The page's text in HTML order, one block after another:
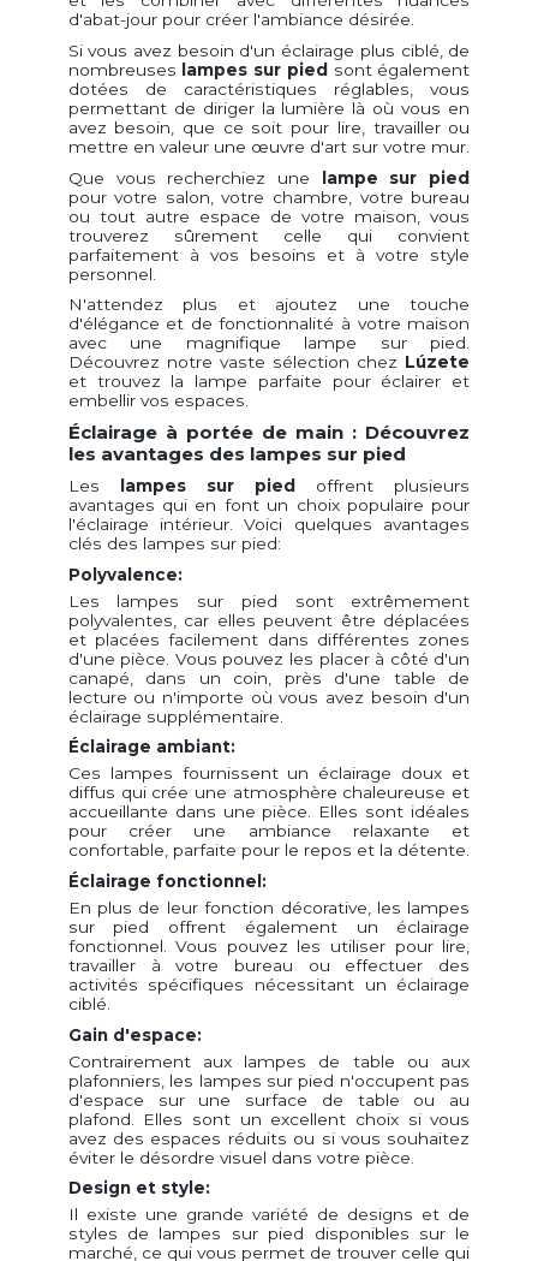
d'abat-jour pour créer l'ambiance désirée.
Si vous avez besoin d'un éclairage plus ciblé, de
nombreuses lampes sur pied sont également
dotées de caractéristiques réglables, vous
permettant de diriger la lumière là où vous en
avez besoin, que ce soit pour lire, travailler ou
mettre en valeur une œuvre d'art sur votre mur.
Que vous recherchiez une lampe sur pied
pour votre salon, votre chambre, votre bureau
ou tout autre espace de votre maison, vous
trouverez sûrement celle qui convient
parfaitement à vos besoins et à votre style
personnel.
N'attendez plus et ajoutez une touche
d'élégance et de fonctionnalité à votre maison
avec une magnifique lampe sur pied.
Découvrez notre vaste sélection chez Lúzete
et trouvez la lampe parfaite pour éclairer et
embellir vos espaces.
Éclairage à portée de main : Découvrez
les avantages des lampes sur pied
Les lampes sur pied
offrent plusieurs
avantages qui en font un choix populaire pour
l'éclairage intérieur. Voici quelques avantages
clés des lampes sur pied:
Polyvalence:
Les lampes sur pied sont extrêmement
polyvalentes, car elles peuvent être déplacées
et placées facilement dans différentes zones
d'une pièce. Vous pouvez les placer à côté d'un
canapé, dans un coin, près d'une table de
lecture ou n'importe où vous avez besoin d'un
éclairage supplémentaire.
Éclairage ambiant:
Ces lampes fournissent un éclairage doux et
diffus qui crée une atmosphère chaleureuse et
accueillante dans une pièce. Elles sont idéales
pour créer une ambiance relaxante et
confortable, parfaite pour le repos et la détente.
Éclairage fonctionnel:
En plus de leur fonction décorative, les lampes
sur pied offrent également un éclairage
fonctionnel. Vous pouvez les utiliser pour lire,
travailler à votre bureau ou effectuer des
activités spécifiques nécessitant un éclairage
ciblé.
Gain d'espace:
Contrairement aux lampes de table ou aux
plafonniers, les lampes sur pied n'occupent pas
d'espace sur une surface de table ou au
plafond. Elles sont un excellent choix si vous
avez des espaces réduits ou si vous souhaitez
éviter le désordre visuel dans votre pièce.
Design et style:
Il existe une grande variété de designs et de
styles de lampes sur pied disponibles sur le
marché, ce qui vous permet de trouver celle qui